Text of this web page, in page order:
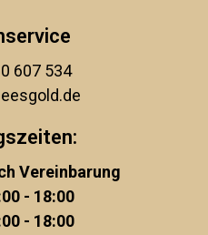
607 534
Vereinbarung
- 18:00
- 18:00